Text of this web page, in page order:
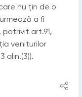
nu țin de o
a fi
art.91,
veniturilor
alin.(3)).